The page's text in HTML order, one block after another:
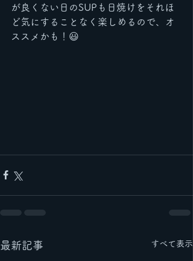
が良くない日のSUPも日焼けをそれほ
ど気にすることなく楽しめるので、オ
ススメかも！😃
最新記事 すべて表示